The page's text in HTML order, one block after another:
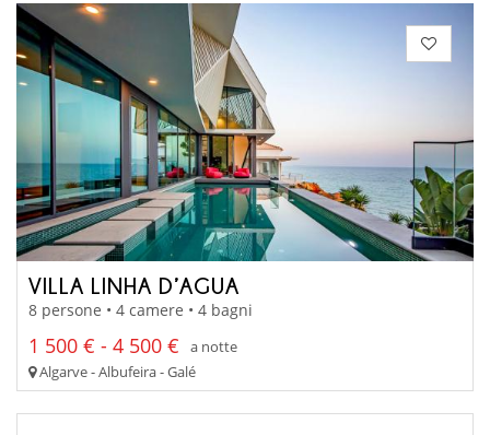
VILLA LINHA D’AGUA
8 persone • 4 camere • 4 bagni
1 500 € - 4 500 €
a notte
Algarve - Albufeira - Galé